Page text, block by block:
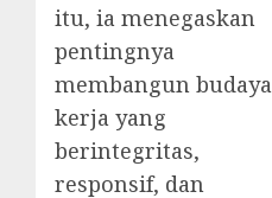
itu, ia menegaskan
pentingnya
membangun budaya
kerja yang
berintegritas,
responsif, dan